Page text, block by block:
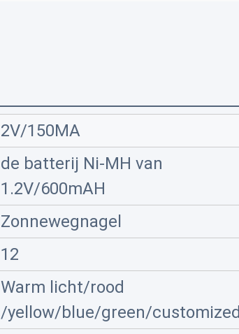
2V/150MA
de batterij Ni-MH van
1.2V/600mAH
Zonnewegnagel
12
Warm licht/rood
/yellow/blue/green/customized